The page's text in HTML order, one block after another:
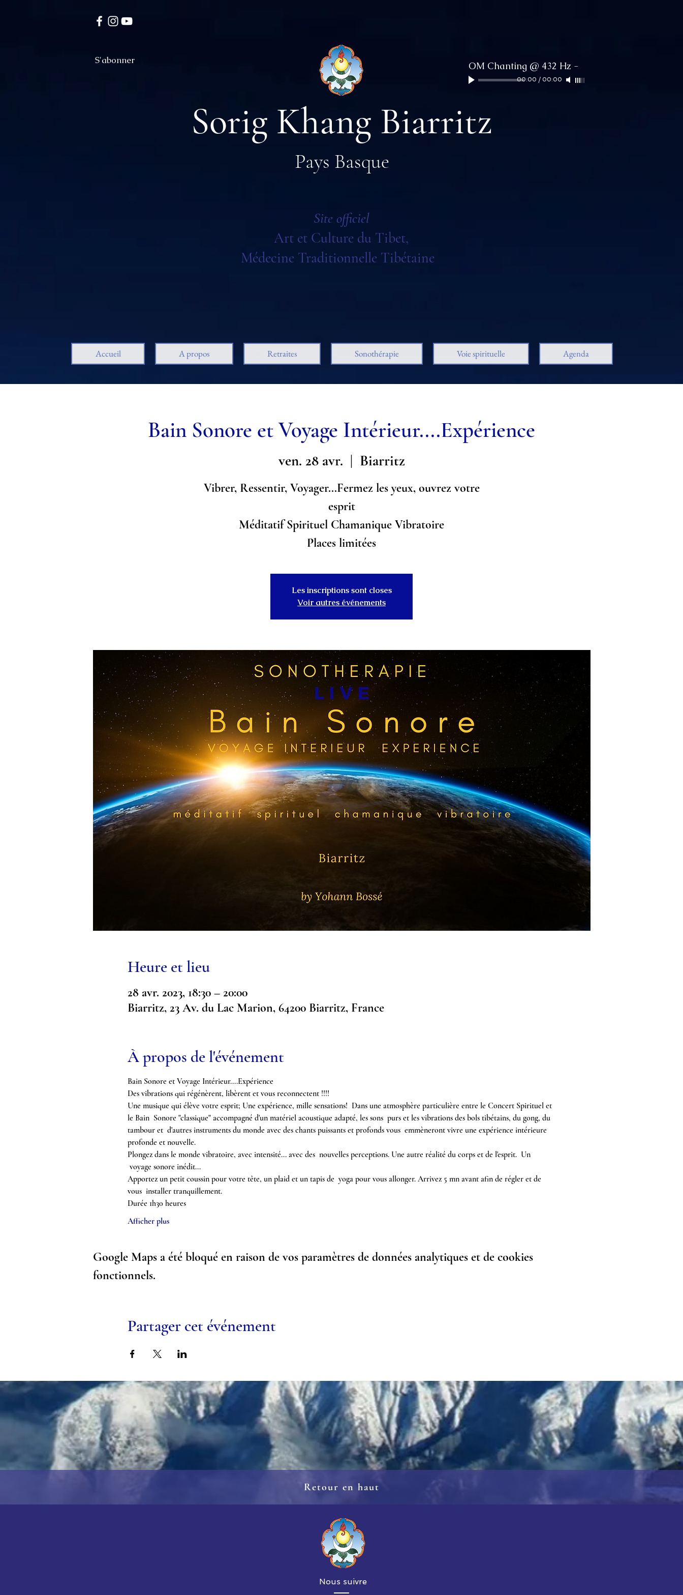
S'abonner OM Chanting @ 432 Hz -
00:00 / 00:00
Sorig Khang Biarritz
Pays Basque
Site officiel
Art et Culture du Tibet,
Médecine Traditionnelle Tibétaine
Accueil A propos Retraites Sonothérapie Voie spirituelle Agenda
Bain Sonore et Voyage Intérieur....Expérience
ven. 28 avr.
  |
Biarritz
Vibrer, Ressentir, Voyager...Fermez les yeux, ouvrez votre
esprit
Méditatif Spirituel Chamanique Vibratoire
Places limitées
Les inscriptions sont closes
Voir autres événements
Heure et lieu
28 avr. 2023, 18:30 – 20:00
Biarritz, 23 Av. du Lac Marion, 64200 Biarritz, France
À propos de l'événement
Bain Sonore et Voyage Intérieur....Expérience
Des vibrations qui régénèrent, libèrent et vous reconnectent !!!!
Une musique qui élève votre esprit; Une expérience, mille sensations!  Dans une atmosphère particulière entre le Concert Spirituel et
le Bain  Sonore "classique" accompagné d'un matériel acoustique adapté, les sons  purs et les vibrations des bols tibétains, du gong, du
tambour et  d'autres instruments du monde avec des chants puissants et profonds vous  emmèneront vivre une expérience intérieure
profonde et nouvelle.
Plongez dans le monde vibratoire, avec intensité... avec des  nouvelles perceptions. Une autre réalité du corps et de l'esprit.  Un
voyage sonore inédit...
Apportez un petit coussin pour votre tête, un plaid et un tapis de  yoga pour vous allonger. Arrivez 5 mn avant afin de régler et de
vous  installer tranquillement.
Durée 1h30 heures
Afficher plus
Google Maps a été bloqué en raison de vos paramètres de données analytiques et de cookies
fonctionnels.
Partager cet événement
Retour en haut
Nous suivre